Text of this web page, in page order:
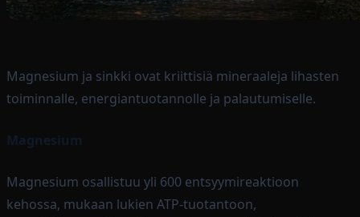
Magnesium ja sinkki ovat kriittisiä mineraaleja lihasten
toiminnalle, energiantuotannolle ja palautumiselle.
Magnesium
Magnesium osallistuu yli 600 entsyymireaktioon
kehossa, mukaan lukien ATP-tuotantoon,